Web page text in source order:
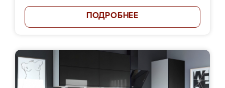
ПОДРОБНЕЕ